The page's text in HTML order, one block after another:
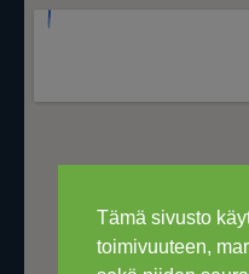
Tämä sivusto
toimivuuteen,